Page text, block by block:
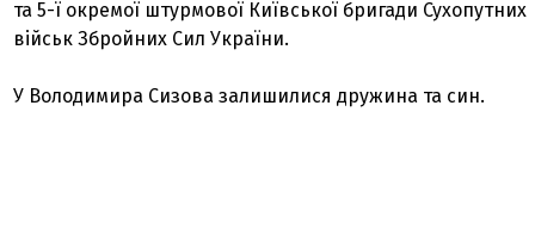
та 5-ї окремої штурмової Київської бригади Сухопутних
військ Збройних Сил України.
У Володимира Сизова залишилися дружина та син.